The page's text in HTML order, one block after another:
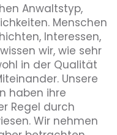
Anwaltstyp,
Menschen
Interessen,
wir, wie sehr
in der Qualität
Unsere
haben ihre
Regel durch
Wir nehmen